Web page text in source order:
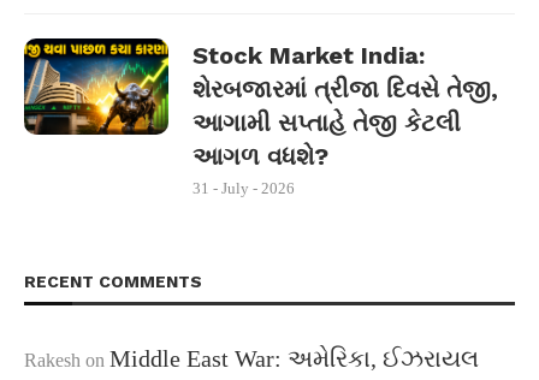
Stock Market India:
શેરબજારમાં ત્રીજા દિવસે તેજી,
આગામી સપ્તાહે તેજી કેટલી
આગળ વધશે?
31 - July - 2026
RECENT COMMENTS
Rakesh on Middle East War: અમેરિકા, ઈઝરાયલ